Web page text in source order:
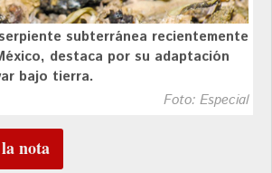
subterránea recientemente
destaca por su adaptación
bajo tierra.
Foto: Especial
nota